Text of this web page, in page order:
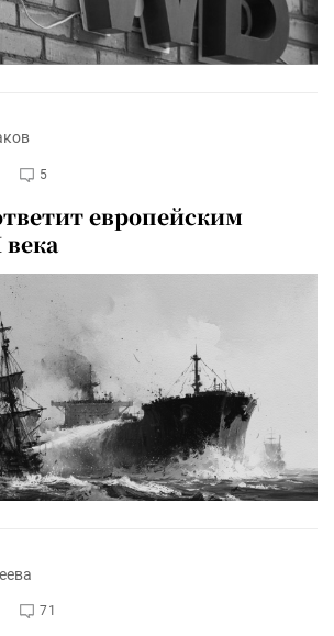
5
европейским
71